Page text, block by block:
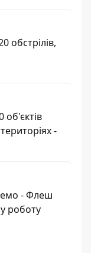
обстрілів,
об'єктів
-
- Флеш
роботу